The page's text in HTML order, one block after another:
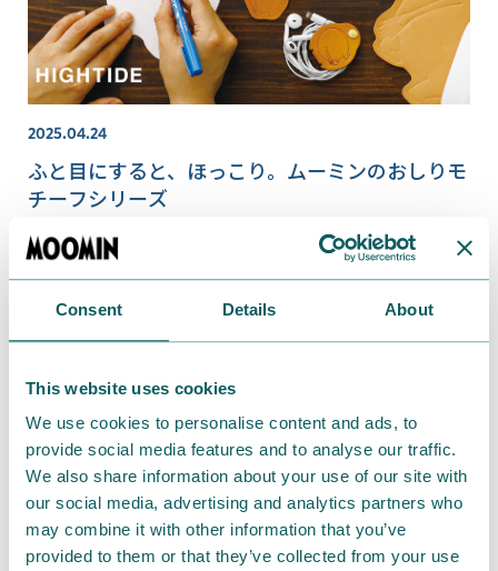
Consent Details About
This website uses cookies
We use cookies to personalise content and ads, to
provide social media features and to analyse our traffic.
We also share information about your use of our site with
our social media, advertising and analytics partners who
may combine it with other information that you’ve
provided to them or that they’ve collected from your use
2025.04.24
ふと目にすると、ほっこり。ムーミンのおしりモ
チーフシリーズ
2021.08.21